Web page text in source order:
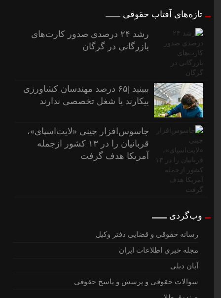
تازه‌های آفتاب حقوقی
رشد ۲۴ درصدی صدور کارت‌های
بازرگانی در گرگان
ببینید |۶۵ درصد مهندسان کشاورزی
بیکارند یا شغل تخصصی ندارند
جاسوس‌افزار چینی «لایت‌اسپای»،
قربانیان را در ۱۳ کشور ازجمله
آمریکا هدف گرفت
وب‌گردی
رسانه حقوقی و قضایی دفتر وکیل
مجله خبری اطلاعات ایران
آبان دیلی
سوالات حقوقی و پرسش و پاسخ حقوقی